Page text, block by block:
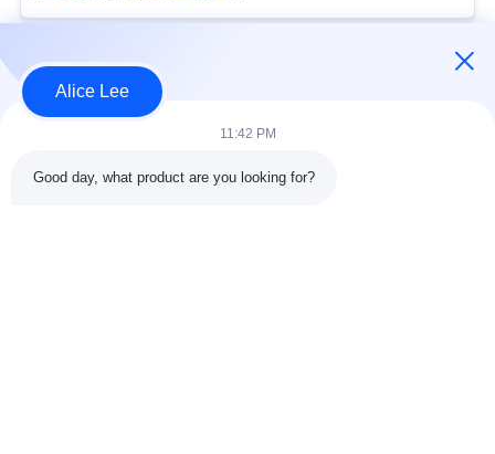
Beliebte Kategorien
Stahlkonstruktionsbau
Werkstatt
Alice Lee
11:42 PM
Good day, what product are you looking for?